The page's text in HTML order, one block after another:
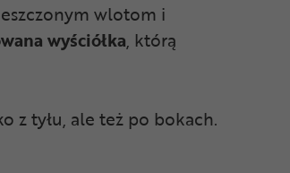
wlotom i
wyściółka, którą
z tyłu, ale też po bokach.